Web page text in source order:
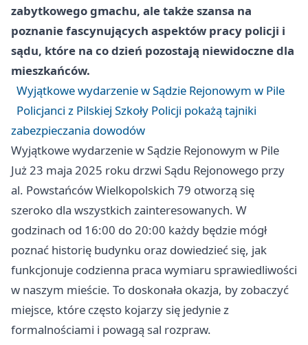
zabytkowego gmachu, ale także szansa na
poznanie fascynujących aspektów pracy policji i
sądu, które na co dzień pozostają niewidoczne dla
mieszkańców.
Wyjątkowe wydarzenie w Sądzie Rejonowym w Pile
Policjanci z Pilskiej Szkoły Policji pokażą tajniki
zabezpieczania dowodów
Wyjątkowe wydarzenie w Sądzie Rejonowym w Pile
Już 23 maja 2025 roku drzwi Sądu Rejonowego przy
al. Powstańców Wielkopolskich 79 otworzą się
szeroko dla wszystkich zainteresowanych. W
godzinach od 16:00 do 20:00 każdy będzie mógł
poznać historię budynku oraz dowiedzieć się, jak
funkcjonuje codzienna praca wymiaru sprawiedliwości
w naszym mieście. To doskonała okazja, by zobaczyć
miejsce, które często kojarzy się jedynie z
formalnościami i powagą sal rozpraw.